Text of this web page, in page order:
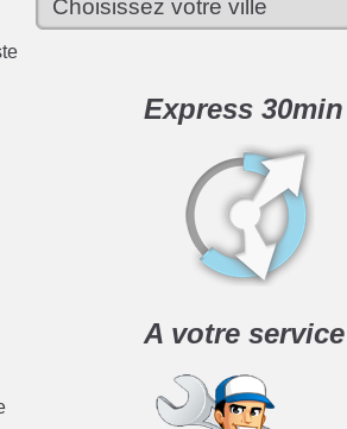
Express 30min
A votre service